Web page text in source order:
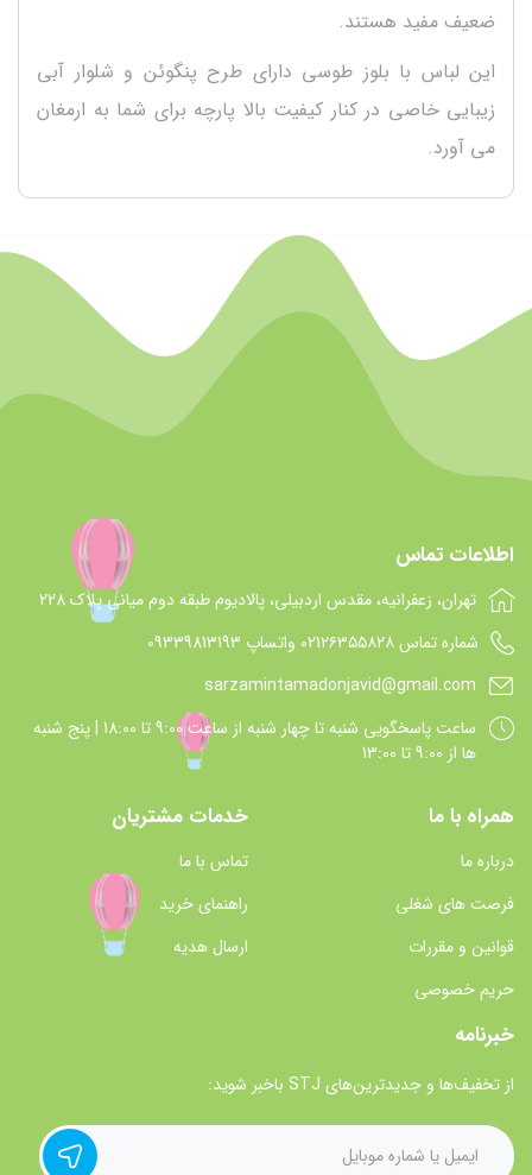
ضعیف مفید هستند.
این لباس با بلوز طوسی دارای طرح پنگوئن و شلوار آبی
زیبایی خاصی در کنار کیفیت بالا پارچه برای شما به ارمغان
می آورد.
اطلاعات تماس
تهران، زعفرانیه، مقدس اردبیلی، پالادیوم طبقه دوم میانی پلاک 228
شماره تماس 021۲۶۳۵۵۸۲۸ واتساپ 09339813193
sarzamintamadonjavid@gmail.com
ساعت پاسخگويي شنبه تا چهار شنبه از ساعت 9:00 تا 18:00 | پنج شنبه
ها از 9:00 تا 13:00
همراه با ما
درباره ما
فرصت های شغلی
قوانین و مقررات
حریم خصوصی
خدمات مشتریان
تماس با ما
راهنمای خرید
ارسال هدیه
خبرنامه
از تخفیف‌ها و جدیدترین‌های STJ باخبر شوید: